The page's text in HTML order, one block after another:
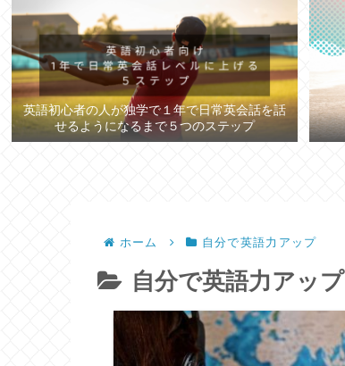
英語初心者の人が独学で１年で日常英会話を話
せるようになるまで５つのステップ
ホーム 自分で英語力アップ
自分で英語力アップ